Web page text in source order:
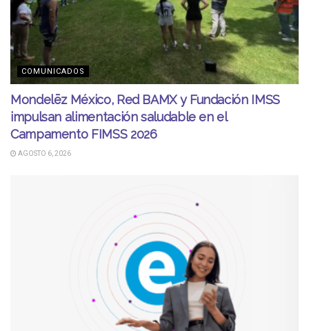
COMUNICADOS
Mondelēz México, Red BAMX y Fundación IMSS
impulsan alimentación saludable en el
Campamento FIMSS 2026
AGOSTO 6, 2026